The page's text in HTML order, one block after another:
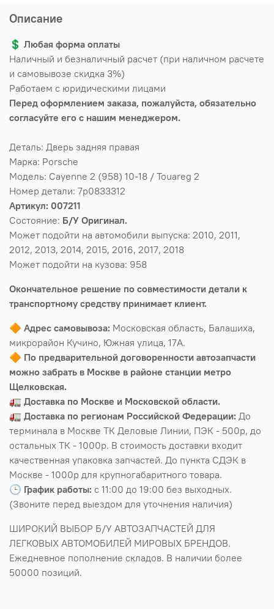
Описание
💲 Любая форма оплаты
Наличный и безналичный расчет (при наличном расчете
и самовывозе скидка 3%)
Работаем с юридическими лицами
Перед оформлением заказа, пожалуйста, обязательно
согласуйте его с нашим менеджером.
Деталь: Дверь задняя правая
Марка: Porsche
Модель: Cayenne 2 (958) 10-18 / Touareg 2
Номер детали: 7p0833312
Артикул: 007211
Состояние: Б/У Оригинал.
Может подойти на автомобили выпуска: 2010, 2011,
2012, 2013, 2014, 2015, 2016, 2017, 2018
Может подойти на кузова: 958
Окончательное решение по совместимости детали к
транспортному средству принимает клиент.
🔶 Адрес самовывоза: Московская область, Балашиха,
микрорайон Кучино, Южная улица, 17А.
🔶 По предварительной договоренности автозапчасти
можно забрать в Москве в районе станции метро
Щелковская.
🚛 Доставка по Москве и Московской области.
🚛 Доставка по регионам Российской Федерации: До
терминала в Москве ТК Деловые Линии, ПЭК - 500р, до
остальных ТК - 1000р. В стоимость доставки входит
качественная упаковка запчастей. До пункта СДЭК в
Москве - 1000р для крупногабаритного товара.
🕒 График работы: с 11:00 до 19:00 без выходных.
(Звоните перед выездом для уточнения наличия)
ШИРОКИЙ ВЫБОР Б/У АВТОЗАПЧАСТЕЙ ДЛЯ
ЛЕГКОВЫХ АВТОМОБИЛЕЙ МИРОВЫХ БРЕНДОВ.
Ежедневное пополнение складов. В наличии более
50000 позиций.